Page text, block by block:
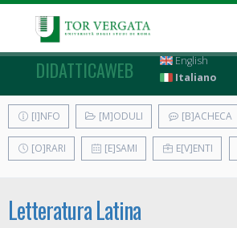
DIDATTICAWEB
English
Italiano
[I]NFO [M]ODULI [B]ACHECA
[O]RARI [E]SAMI E[V]ENTI
Letteratura Latina